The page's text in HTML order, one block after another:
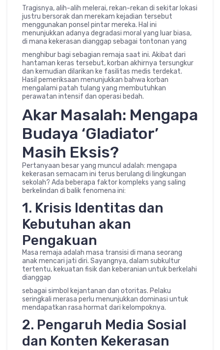
Tragisnya, alih-alih melerai, rekan-rekan di sekitar lokasi
justru bersorak dan merekam kejadian tersebut
menggunakan ponsel pintar mereka. Hal ini
menunjukkan adanya degradasi moral yang luar biasa,
di mana kekerasan dianggap sebagai tontonan yang
menghibur bagi sebagian remaja saat ini. Akibat dari
hantaman keras tersebut, korban akhirnya tersungkur
dan kemudian dilarikan ke fasilitas medis terdekat.
Hasil pemeriksaan menunjukkan bahwa korban
mengalami patah tulang yang membutuhkan
perawatan intensif dan operasi bedah.
Akar Masalah: Mengapa
Budaya ‘Gladiator’
Masih Eksis?
Pertanyaan besar yang muncul adalah: mengapa
kekerasan semacam ini terus berulang di lingkungan
sekolah? Ada beberapa faktor kompleks yang saling
berkelindan di balik fenomena ini:
1. Krisis Identitas dan
Kebutuhan akan
Pengakuan
Masa remaja adalah masa transisi di mana seorang
anak mencari jati diri. Sayangnya, dalam subkultur
tertentu, kekuatan fisik dan keberanian untuk berkelahi
dianggap
sebagai simbol kejantanan dan otoritas. Pelaku
seringkali merasa perlu menunjukkan dominasi untuk
mendapatkan rasa hormat dari kelompoknya.
2. Pengaruh Media Sosial
dan Konten Kekerasan